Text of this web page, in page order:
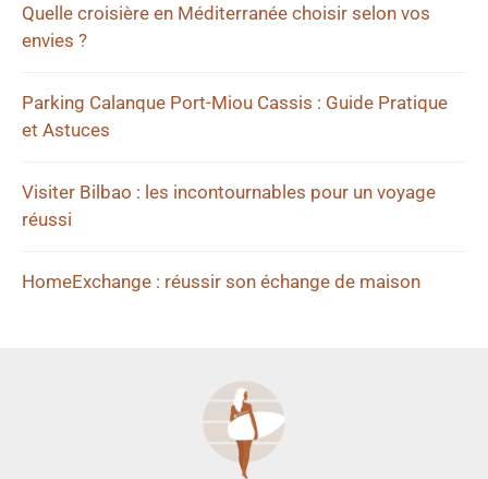
Quelle croisière en Méditerranée choisir selon vos
envies ?
Parking Calanque Port-Miou Cassis : Guide Pratique
et Astuces
Visiter Bilbao : les incontournables pour un voyage
réussi
HomeExchange : réussir son échange de maison